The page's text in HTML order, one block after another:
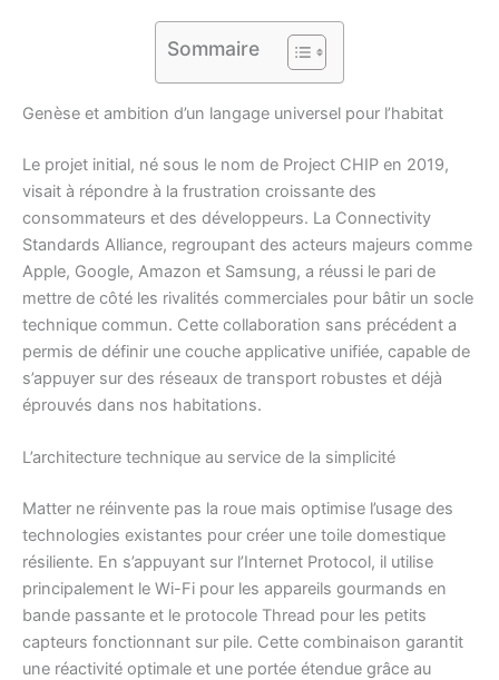
Sommaire
Genèse et ambition d’un langage universel pour l’habitat
Le projet initial, né sous le nom de Project CHIP en 2019,
visait à répondre à la frustration croissante des
consommateurs et des développeurs. La Connectivity
Standards Alliance, regroupant des acteurs majeurs comme
Apple, Google, Amazon et Samsung, a réussi le pari de
mettre de côté les rivalités commerciales pour bâtir un socle
technique commun. Cette collaboration sans précédent a
permis de définir une couche applicative unifiée, capable de
s’appuyer sur des réseaux de transport robustes et déjà
éprouvés dans nos habitations.
L’architecture technique au service de la simplicité
Matter ne réinvente pas la roue mais optimise l’usage des
technologies existantes pour créer une toile domestique
résiliente. En s’appuyant sur l’Internet Protocol, il utilise
principalement le Wi-Fi pour les appareils gourmands en
bande passante et le protocole Thread pour les petits
capteurs fonctionnant sur pile. Cette combinaison garantit
une réactivité optimale et une portée étendue grâce au